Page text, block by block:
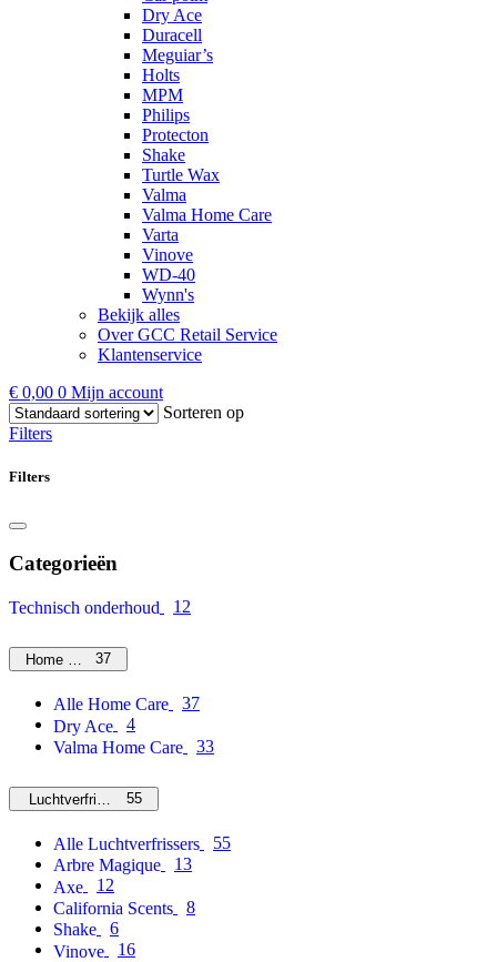
Dry Ace
Duracell
Meguiar’s
Holts
MPM
Philips
Protecton
Shake
Turtle Wax
Valma
Valma Home Care
Varta
Vinove
WD-40
Wynn's
Bekijk alles
Over GCC Retail Service
Klantenservice
€ 0,00 0 Mijn account
Sorteren op
Filters
Filters
Categorieën
Technisch onderhoud 12
Home Care37
Alle Home Care
37
Dry Ace
4
Valma Home Care
33
Luchtverfrissers55
Alle Luchtverfrissers
55
Arbre Magique
13
Axe
12
California Scents
8
Shake
6
Vinove
16